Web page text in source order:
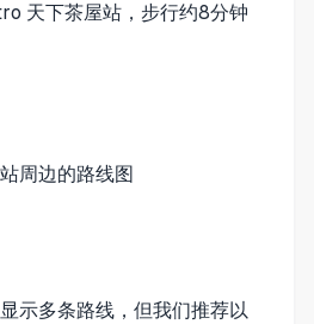
天下茶屋站，步行约8分钟
示多条路线，但我们推荐以